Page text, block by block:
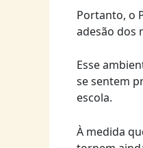
Portanto, o
adesão dos
Esse
se sentem
escola.
À medida